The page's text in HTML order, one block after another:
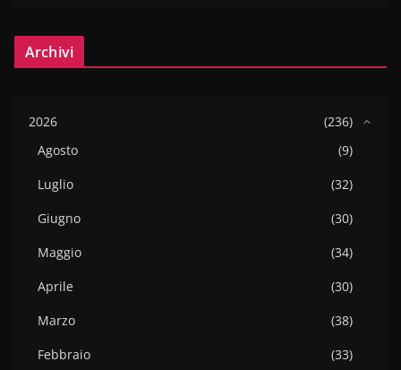
Archivi
2026
(236)
Agosto
(9)
Luglio
(32)
Giugno
(30)
Maggio
(34)
Aprile
(30)
Marzo
(38)
Febbraio
(33)